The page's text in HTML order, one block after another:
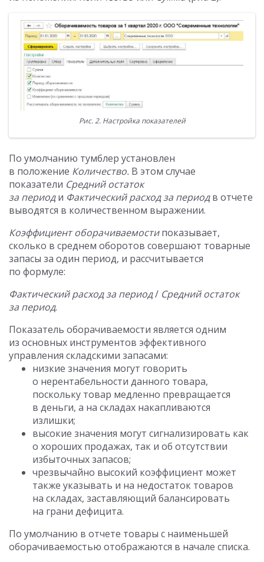
Рис. 2. Настройка показателей
По умолчанию тумблер установлен
в положение Количество. В этом случае
показатели Средний остаток
за периоди Фактический расход за периодв отчете
выводятся в количественном выражении.
Коэффициент оборачиваемостипоказывает,
сколько в среднем оборотов совершают товарные
запасы за один период, и рассчитывается
по формуле:
Фактический расход за период/ Средний остаток
за период.
Показатель оборачиваемости является одним
из основных инструментов эффективного
управления складскими запасами:
низкие значения могут говорить
о нерентабельности данного товара,
поскольку товар медленно превращается
в деньги, а на складах накапливаются
излишки;
высокие значения могут сигнализировать как
о хороших продажах, так и об отсутствии
избыточных запасов;
чрезвычайно высокий коэффициент может
также указывать и на недостаток товаров
на складах, заставляющий балансировать
на грани дефицита.
По умолчанию в отчете товары с наименьшей
оборачиваемостью отображаются в начале списка.